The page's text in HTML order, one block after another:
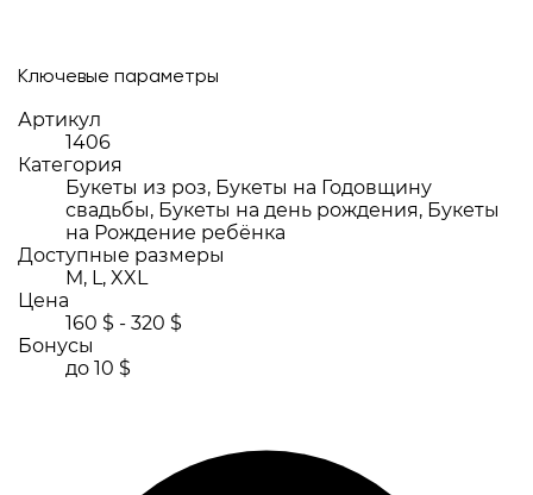
Ключевые параметры
Артикул
1406
Категория
Букеты из роз, Букеты на Годовщину
свадьбы, Букеты на день рождения, Букеты
на Рождение ребёнка
Доступные размеры
M, L, XXL
Цена
160 $ - 320 $
Бонусы
до 10 $